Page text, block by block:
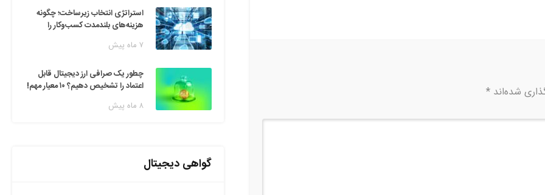
شده‌اند *
استراتژی انتخاب زیرساخت؛ چگونه
هزینه‌های بلندمدت کسب‌وکار را
۷ ماه پیش
چطور یک صرافی ارز دیجیتال قابل
اعتماد را تشخیص دهیم؟ ۱۰ معیار مهم!
۸ ماه پیش
گواهی دیجیتال